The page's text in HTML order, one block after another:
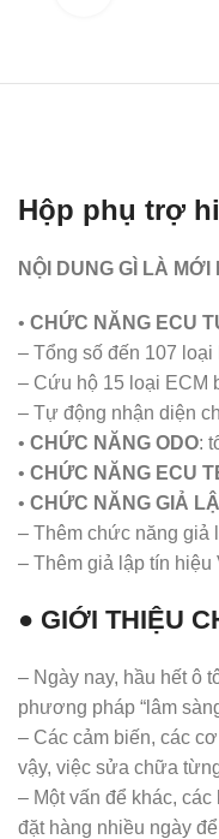
Hộp phụ trợ
NỘI DUNG GÌ LÀ
• CHỨC NĂNG ECU
– Tổng số đến 107
– Cứu hộ 15 loại ECM
– Tự động nhận diện
• CHỨC NĂNG ODO:
• CHỨC NĂNG ECU
• CHỨC NĂNG GIẢ
– Thêm chức năng giả
– Thêm giả lập tín
● GIỚI THIỆU
– Ngày nay, hầu hết ô
phương pháp “lâm
– Các cảm biến, các
vậy, việc sửa chữa
– Một vấn để khác,
đặt hàng nhiều ngày